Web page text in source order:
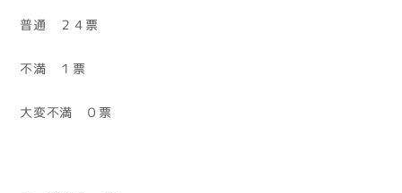
普通 ２４票
不満 １票
大変不満 ０票